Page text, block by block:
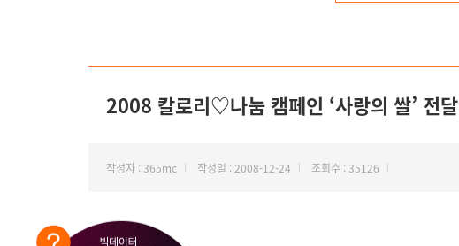
2008 칼로리♡나눔 캠페인 ‘사랑의 쌀’ 전달
작성자 : 365mc 작성일 : 2008-12-24 조회수 : 35126